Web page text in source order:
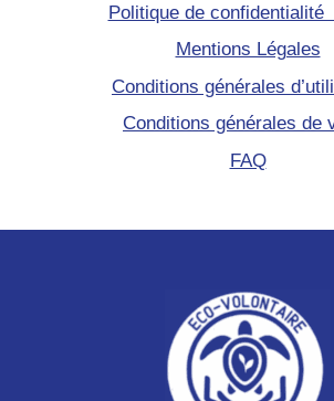
Politique de confidentialité
Mentions Légales
Conditions générales
Conditions générales de
FAQ